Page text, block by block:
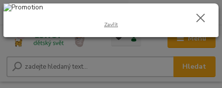
Menu
Hledat
+420 604 278 943 0,00 Kč
Zavřít